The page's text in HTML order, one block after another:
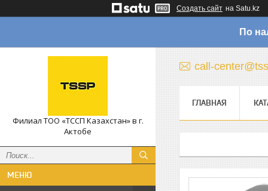
Создать сайт на Satu.kz
По
Филиал ТОО «ТССП Казахстан» в г.
Актобе
call-
ГЛАВНАЯ